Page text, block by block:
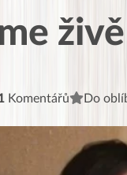
Komentářů Do